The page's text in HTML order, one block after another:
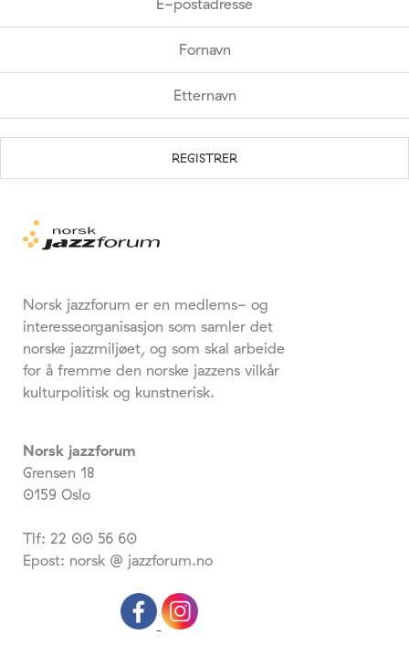
Norsk jazzforum er en medlems- og
interesseorganisasjon som samler det
norske jazzmiljøet, og som skal arbeide
for å fremme den norske jazzens vilkår
kulturpolitisk og kunstnerisk.
Norsk jazzforum
Grensen 18
0159 Oslo
Tlf: 22 00 56 60
Epost: norsk @ jazzforum.no